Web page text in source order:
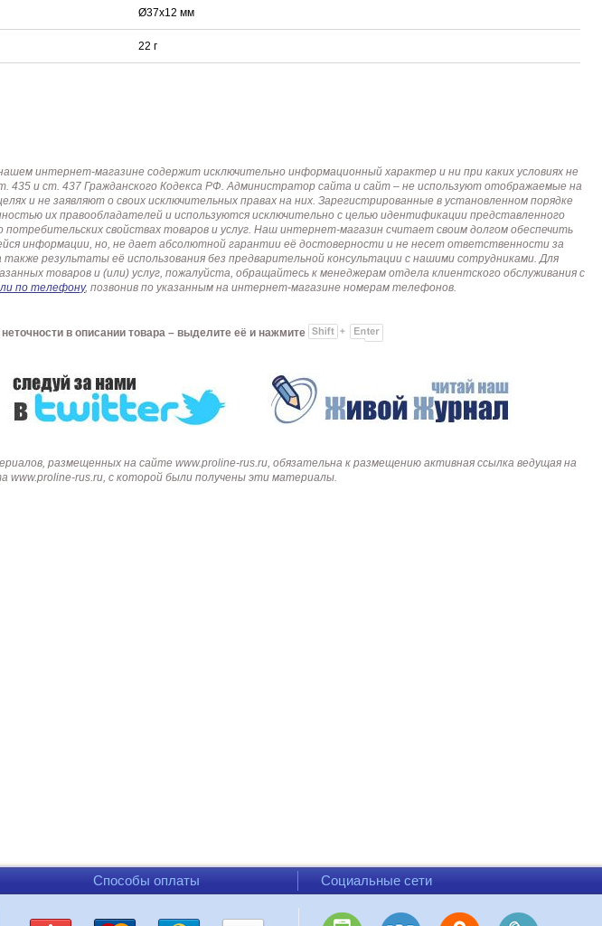
Ø37х12 мм
22 г
интернет-магазине содержит исключительно информационный характер и ни при каких условиях не
435 и ст. 437 Гражданского Кодекса РФ. Администратор сайта и сайт – не используют отображаемые на
и не заявляют о своих исключительных правах на них. Зарегистрированные в установленном порядке
их правообладателей и используются исключительно с целью идентификации представленного
свойствах товаров и услуг. Наш интернет-магазин считает своим долгом обеспечить
информации, но, не дает абсолютной гарантии её достоверности и не несет ответственности за
результаты её использования без предварительной консультации с нашими сотрудниками. Для
товаров и (или) услуг, пожалуйста, обращайтесь к менеджерам отдела клиентского обслуживания с
по телефону, позвонив по указанным на интернет-магазине номерам телефонов.
в описании товара – выделите её и нажмите
размещенных на сайте www.proline-rus.ru, обязательна к размещению активная ссылка ведущая на
www.proline-rus.ru, с которой были получены эти материалы.
Способы оплаты Социальные сети